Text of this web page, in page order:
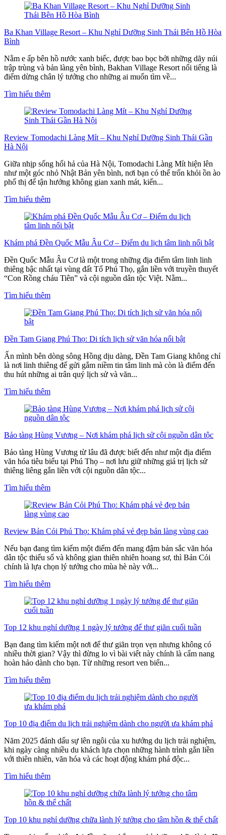
Ba Khan Village Resort – Khu Nghỉ Dưỡng Sinh Thái Bên Hồ Hòa
Bình
Nằm e ấp bên hồ nước xanh biếc, được bao bọc bởi những dãy núi
trập trùng và bản làng yên bình, Bakhan Village Resort nổi tiếng là
điểm dừng chân lý tưởng cho những ai muốn tìm về...
Tìm hiểu thêm
Review Tomodachi Làng Mít – Khu Nghỉ Dưỡng Sinh Thái Gần
Hà Nội
Giữa nhịp sống hối hả của Hà Nội, Tomodachi Làng Mít hiện lên
như một góc nhỏ Nhật Bản yên bình, nơi bạn có thể trốn khỏi ồn ào
phố thị để tận hưởng không gian xanh mát, kiến...
Tìm hiểu thêm
Khám phá Đền Quốc Mẫu Âu Cơ – Điểm du lịch tâm linh nổi bật
Đền Quốc Mẫu Âu Cơ là một trong những địa điểm tâm linh linh
thiêng bậc nhất tại vùng đất Tổ Phú Thọ, gắn liền với truyền thuyết
“Con Rồng cháu Tiên” và cội nguồn dân tộc Việt. Nằm...
Tìm hiểu thêm
Đền Tam Giang Phú Thọ: Di tích lịch sử văn hóa nổi bật
Ẩn mình bên dòng sông Hồng dịu dàng, Đền Tam Giang không chỉ
là nơi linh thiêng để gửi gắm niềm tin tâm linh mà còn là điểm đến
thu hút những ai trân quý lịch sử và văn...
Tìm hiểu thêm
Bảo tàng Hùng Vương – Nơi khám phá lịch sử cội nguồn dân tộc
Bảo tàng Hùng Vương từ lâu đã được biết đến như một địa điểm
văn hóa tiêu biểu tại Phú Thọ – nơi lưu giữ những giá trị lịch sử
thiêng liêng gắn liền với cội nguồn dân tộc...
Tìm hiểu thêm
Review Bản Cỏi Phú Thọ: Khám phá vẻ đẹp bản làng vùng cao
Nếu bạn đang tìm kiếm một điểm đến mang đậm bản sắc văn hóa
dân tộc thiểu số và không gian thiên nhiên hoang sơ, thì Bản Cỏi
chính là lựa chọn lý tưởng cho mùa hè này với...
Tìm hiểu thêm
Top 12 khu nghỉ dưỡng 1 ngày lý tưởng để thư giãn cuối tuần
Bạn đang tìm kiếm một nơi để thư giãn trọn vẹn nhưng không có
nhiều thời gian? Vậy thì đừng lo vì bài viết này chính là cẩm nang
hoàn hảo dành cho bạn. Từ những resort ven biển...
Tìm hiểu thêm
Top 10 địa điểm du lịch trải nghiệm dành cho người ưa khám phá
Năm 2025 đánh dấu sự lên ngôi của xu hướng du lịch trải nghiệm,
khi ngày càng nhiều du khách lựa chọn những hành trình gắn liền
với thiên nhiên, văn hóa và các hoạt động khám phá độc...
Tìm hiểu thêm
Top 10 khu nghỉ dưỡng chữa lành lý tưởng cho tâm hồn & thể chất